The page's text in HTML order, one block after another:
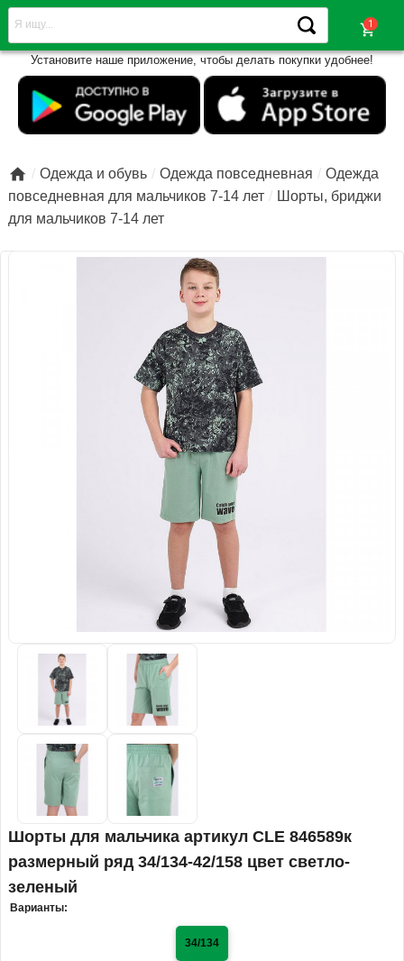
shopping_cart
Установите наше приложение, чтобы делать покупки удобнее!
 Одежда и обувь Одежда повседневная
Одежда
повседневная для мальчиков 7-14 лет
Шорты, бриджи
для мальчиков 7-14 лет
Шорты для мальчика артикул CLE 846589к
размерный ряд 34/134-42/158 цвет светло-
зеленый
Варианты:
34/134